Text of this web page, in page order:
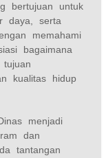
bertujuan untuk
daya, serta
memahami
bagaimana
kualitas hidup
menjadi
dan
tantangan